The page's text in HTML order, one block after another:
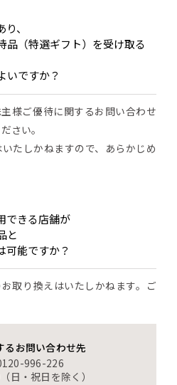
、
品（特選ギフト）を受け取る
いですか？
様ご優待に関するお問い合わせ
さい。
たしかねますので、あらかじめ
できる店舗が
と
可能ですか？
取り換えはいたしかねます。ご
お問い合わせ先
996-226
日・祝日を除く）